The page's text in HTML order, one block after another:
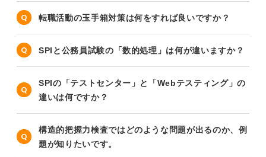
転職活動の玉手箱対策は何をすれば良いですか？
SPIと公務員試験の「数的処理」は何が違いますか？
SPIの「テストセンター」と「Webテスティング」の
違いは何ですか？
構造的把握力検査ではどのような問題が出るのか、例
題が知りたいです。